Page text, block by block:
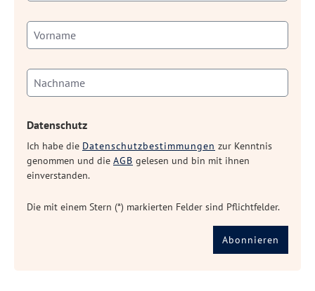
Datenschutz
Ich habe die Datenschutzbestimmungen zur Kenntnis
genommen und die AGB gelesen und bin mit ihnen
einverstanden.
Die mit einem Stern (*) markierten Felder sind Pflichtfelder.
Abonnieren